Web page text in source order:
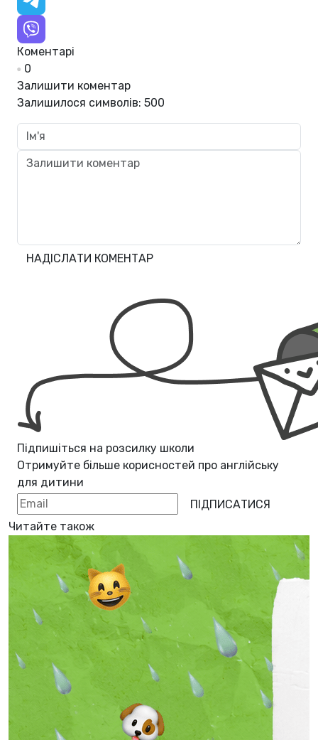
Коментарі
0
Залишити коментар
Залишилося символів: 500
НАДІСЛАТИ КОМЕНТАР
Підпишіться на розсилку школи
Отримуйте більше корисностей про англійську
для дитини
ПІДПИСАТИСЯ
Читайте також